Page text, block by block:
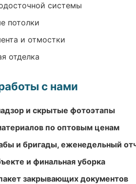
системы
потолки
и отмостки
отделка
с нами
и скрытые фотоэтапы
по оптовым ценам
и бригады, еженедельный
и финальная уборка
закрывающих документов